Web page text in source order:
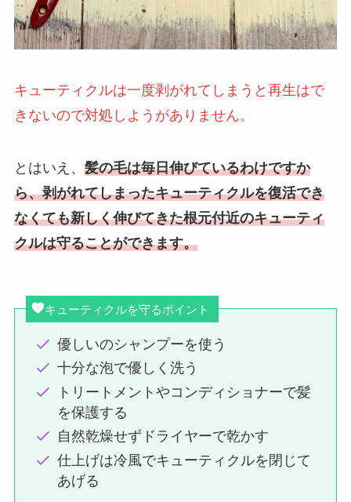
キューティクルは一度剥がれてしまうと再生はで
きないので対処しようがありません。
とはいえ、 髪の毛は毎日伸びているわけですか
ら、剥がれてしまったキューティクルを復活でき
なくても新しく伸びてきた根元付近のキューティ
クルは守ることができます。
キューティクルを守るポイント
優しいのシャンプーを使う
十分な泡で優しく洗う
トリートメントやコンディショナーで髪
を保護する
自然乾燥せずドライヤーで乾かす
仕上げは冷風でキューティクルを閉じて
あげる